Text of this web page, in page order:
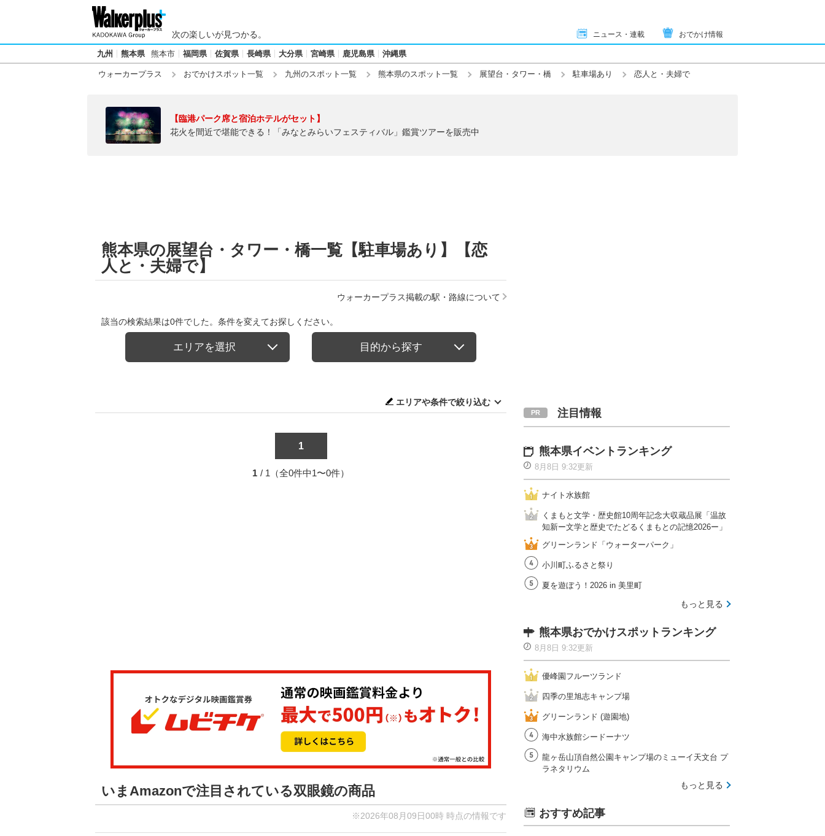
次の楽しいが見つかる。 ニュース・連載 おでかけ情報
九州 熊本県 熊本市 福岡県 佐賀県 長崎県 大分県 宮崎県 鹿児島県 沖縄県
ウォーカープラス おでかけスポット一覧 九州のスポット一覧 熊本県のスポット一覧 展望台・タワー・橋 駐車場あり 恋人と・夫婦で
【臨港パーク席と宿泊ホテルがセット】
花火を間近で堪能できる！「みなとみらいフェスティバル」鑑賞ツアーを販売中
熊本県の展望台・タワー・橋一覧【駐車場あり】【恋
人と・夫婦で】
ウォーカープラス掲載の駅・路線について
該当の検索結果は0件でした。条件を変えてお探しください。
エリアを選択 目的から探す
エリアや条件で絞り込む
1
1 / 1（全0件中1〜0件）
いまAmazonで注目されている双眼鏡の商品
※2026年08月09日00時 時点の情報です
注目情報
熊本県イベントランキング
8月8日 9:32更新
ナイト水族館
くまもと文学・歴史館10周年記念大収蔵品展「温故
知新ー文学と歴史でたどるくまもとの記憶2026ー」
グリーンランド「ウォーターパーク」
小川町ふるさと祭り
夏を遊ぼう！2026 in 美里町
もっと見る
熊本県おでかけスポットランキング
8月8日 9:32更新
優峰園フルーツランド
四季の里旭志キャンプ場
グリーンランド (遊園地)
海中水族館シードーナツ
龍ヶ岳山頂自然公園キャンプ場のミューイ天文台 プ
ラネタリウム
もっと見る
おすすめ記事